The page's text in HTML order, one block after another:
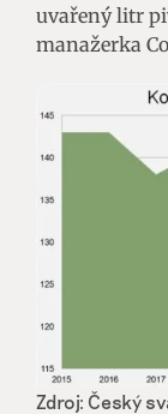
uvařený litr
manažerka
Zdroj: Český